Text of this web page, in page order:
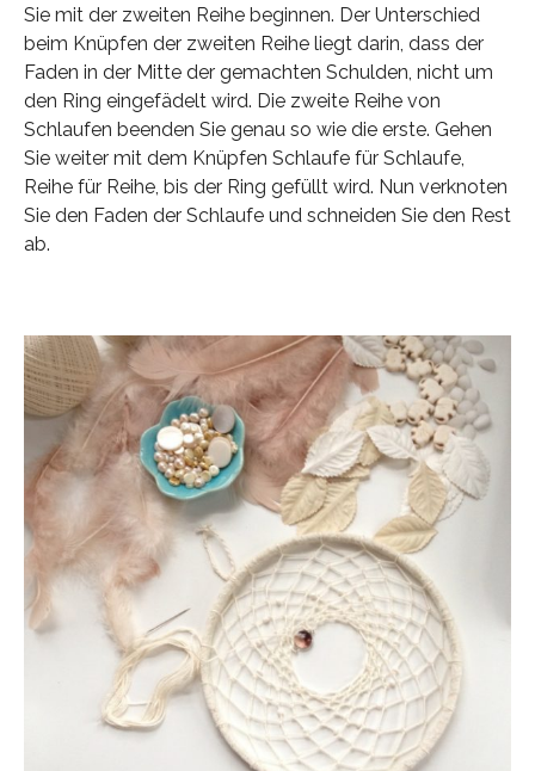
Sie mit der zweiten Reihe beginnen. Der Unterschied
beim Knüpfen der zweiten Reihe liegt darin, dass der
Faden in der Mitte der gemachten Schulden, nicht um
den Ring eingefädelt wird. Die zweite Reihe von
Schlaufen beenden Sie genau so wie die erste. Gehen
Sie weiter mit dem Knüpfen Schlaufe für Schlaufe,
Reihe für Reihe, bis der Ring gefüllt wird. Nun verknoten
Sie den Faden der Schlaufe und schneiden Sie den Rest
ab.